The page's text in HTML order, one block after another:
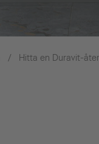
Hitta en Duravit-